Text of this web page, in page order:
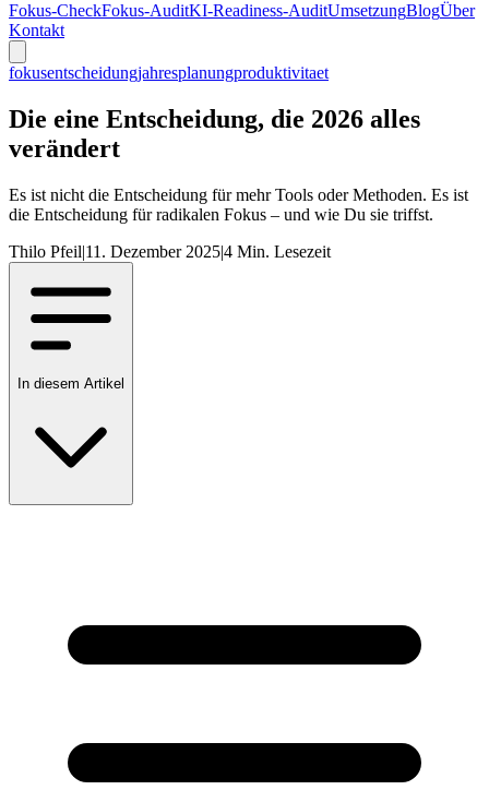
Fokus-CheckFokus-AuditKI-Readiness-AuditUmsetzungBlogÜber
Kontakt
fokusentscheidungjahresplanungproduktivitaet
Die eine Entscheidung, die 2026 alles
verändert
Es ist nicht die Entscheidung für mehr Tools oder Methoden. Es ist
die Entscheidung für radikalen Fokus – und wie Du sie triffst.
Thilo Pfeil|11. Dezember 2025|4 Min. Lesezeit
In diesem Artikel